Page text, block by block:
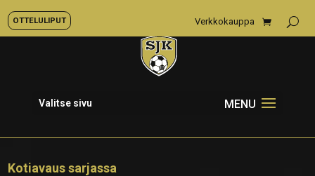
OTTELULIPUT Verkkokauppa
Valitse sivu
Kotiavaus sarjassa